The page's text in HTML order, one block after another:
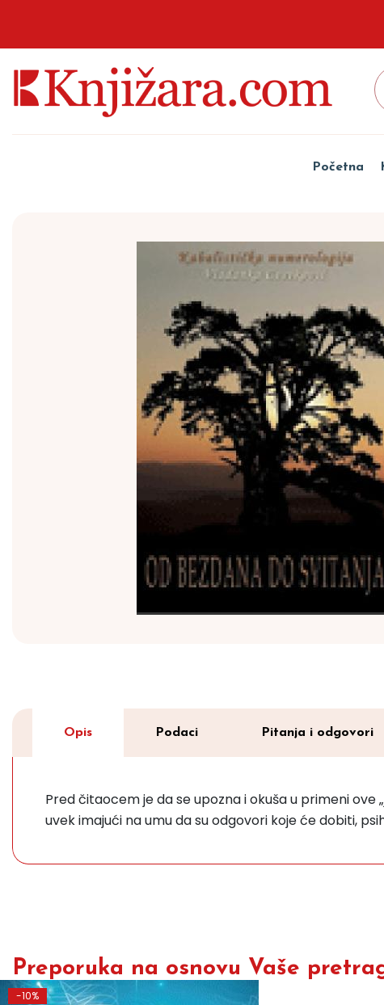
Početna
Opis Podaci Pitanja i odgovori
Pred čitaocem je da se upozna i okuša u primeni
uvek imajući na umu da su odgovori koje će dobiti,
Preporuka na osnovu Vaše
-10%